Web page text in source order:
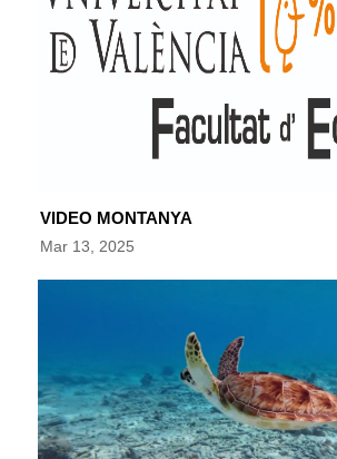
VIDEO MONTANYA
Mar 13, 2025